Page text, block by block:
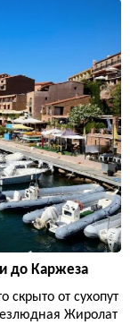
до Каржеза
скрыто от сухопут
Жиролат